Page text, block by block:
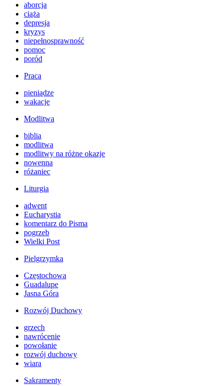
aborcja
ciąża
depresja
kryzys
niepełnosprawność
pomoc
poród
Praca
pieniądze
wakacje
Modlitwa
biblia
modlitwa
modlitwy na różne okazje
nowenna
różaniec
Liturgia
adwent
Eucharystia
komentarz do Pisma
pogrzeb
Wielki Post
Pielgrzymka
Częstochowa
Guadalupe
Jasna Góra
Rozwój Duchowy
grzech
nawrócenie
powołanie
rozwój duchowy
wiara
Sakramenty